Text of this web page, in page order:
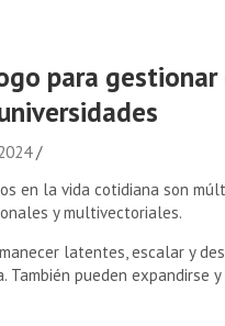
para
en la vida cotidiana son
y multivectoriales.
latentes, escalar y
También pueden expandirse